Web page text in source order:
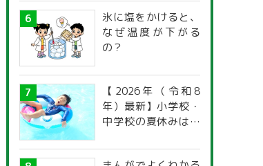
氷に塩をかけると、
なぜ温度が下がる
の？
【2026年（令和8
年）最新】小学校・
中学校の夏休みはい
道府県別「夏季休暇